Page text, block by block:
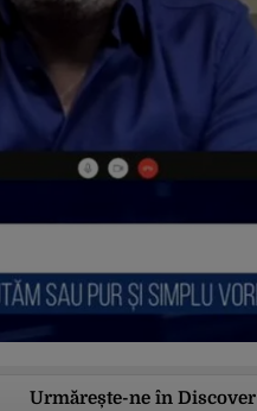
Urmărește-ne în Discover